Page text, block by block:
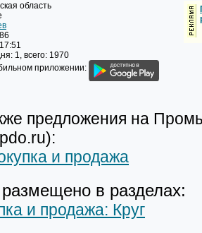
область
1, всего: 1970
приложении:
предложения на
и продажа
в разделах:
и продажа: Круг